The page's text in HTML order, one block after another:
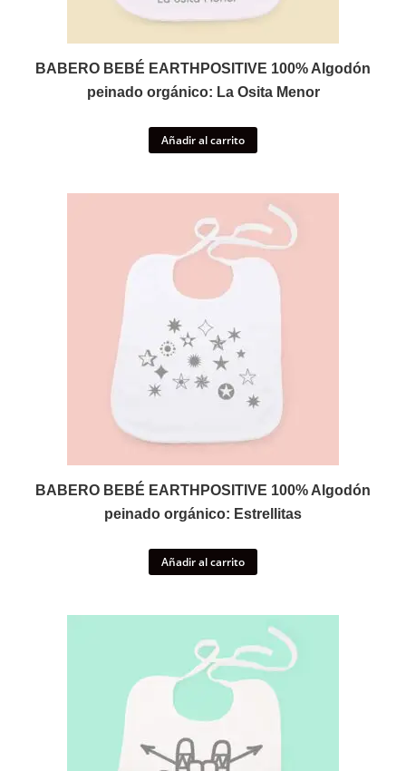
BABERO BEBÉ EARTHPOSITIVE 100% Algodón
peinado orgánico: La Osita Menor
Añadir al carrito
BABERO BEBÉ EARTHPOSITIVE 100% Algodón
peinado orgánico: Estrellitas
Añadir al carrito